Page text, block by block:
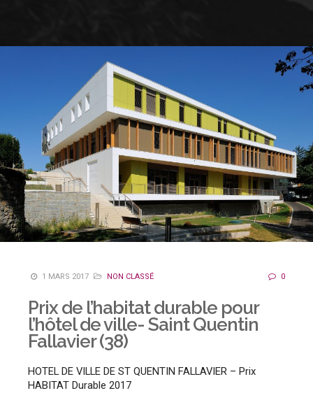
1 MARS 2017 NON CLASSÉ 0
Prix de l’habitat durable pour
l’hôtel de ville- Saint Quentin
Fallavier (38)
HOTEL DE VILLE DE ST QUENTIN FALLAVIER – Prix
HABITAT Durable 2017